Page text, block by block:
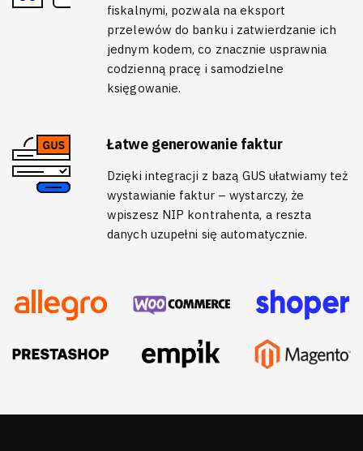
fiskalnymi, pozwala na eksport
przelewów do banku i zatwierdzanie ich
jednym kodem, co znacznie usprawnia
codzienną pracę i samodzielne
księgowanie.
Łatwe generowanie faktur
Dzięki integracji z bazą GUS ułatwiamy też
wystawianie faktur – wystarczy, że
wpiszesz NIP kontrahenta, a reszta
danych uzupełni się automatycznie.